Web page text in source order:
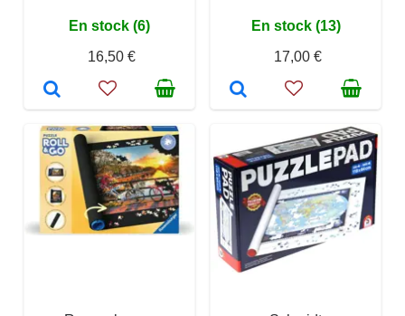
En stock (6)
16,50 €
En stock (13)
17,00 €